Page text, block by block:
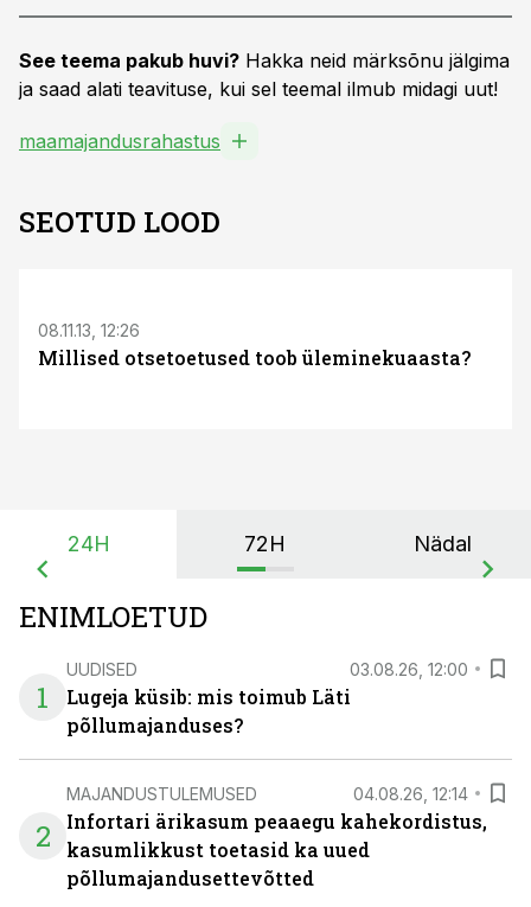
See teema pakub huvi? Hakka neid märksõnu jälgima
ja saad alati teavituse, kui sel teemal ilmub midagi uut!
maamajandusrahastus
SEOTUD LOOD
08.11.13, 12:26
Millised otsetoetused toob üleminekuaasta?
24H 72H Nädal
ENIMLOETUD
1
UUDISED 03.08.26, 12:00
Lugeja küsib: mis toimub Läti
põllumajanduses?
2
MAJANDUSTULEMUSED 04.08.26, 12:14
Infortari ärikasum peaaegu kahekordistus,
kasumlikkust toetasid ka uued
põllumajandusettevõtted